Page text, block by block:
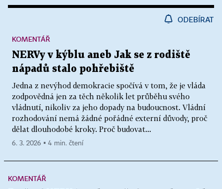
ODEBÍRAT
NERVy v kýblu aneb Jak se z rodiště
nápadů stalo pohřebiště
Jedna z nevýhod demokracie spočívá v tom, že je vláda
zodpovědná jen za těch několik let průběhu svého
vládnutí, nikoliv za jeho dopady na budoucnost. Vládní
rozhodování nemá žádné pořádné externí důvody, proč
dělat dlouhodobé kroky. Proč budovat...
KOMENTÁŘ
6. 3. 2026 ▪ 4 min. čtení
KOMENTÁŘ